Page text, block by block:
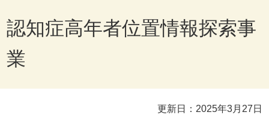
認知症高年者位置情報探索事
業
更新日：2025年3月27日